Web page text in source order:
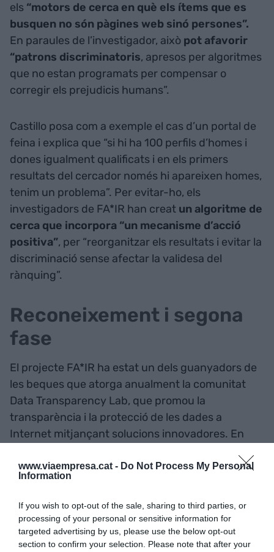
www.viaempresa.cat - Do Not Process My Personal
Information
If you wish to opt-out of the sale, sharing to third parties, or
processing of your personal or sensitive information for
targeted advertising by us, please use the below opt-out
section to confirm your selection. Please note that after your
els “motors de cerca en què els ítems que es
busquen no són pàgines web sinó persones”.
En paraules de l’investigador, això pot afavorir
“patrons discriminatoris, apresos per algoritmes
que no estan programats per compensar o
corregir els prejudicis humans”.
Castillo posa com a exemple el cas d’un portal de
feina i explica que “si hi ha 100 perfils d’homes i
dones igualment qualificats i en els primers
resultats del cercador només hi apareixen homes,
tenim un problema”. Per evitar-ho, els
investigadors de FA*IR han creat un algoritme de
cerca que incorpora “un mecanisme d’acció
positiva”, per “reorganitzar els resultats i evitar la
discriminació sense afectar la validesa del
rànquing”.
Reconeixement i segona
fase
El projecte FA*IR ha estat un dels guanyadors de
les beques que atorga anualment la comunitat
Data Transparency Lab, que promou la
transparència i la protecció de les dades a
Internet mitjançant solucions innovadores. En
50.000 eurosque permetran als investigadors
iniciar la segona fase del projecte, en què es
desenvoluparà una “eina de cerca justa”, basada
en l’algorisme antidiscriminació ja dissenyat.